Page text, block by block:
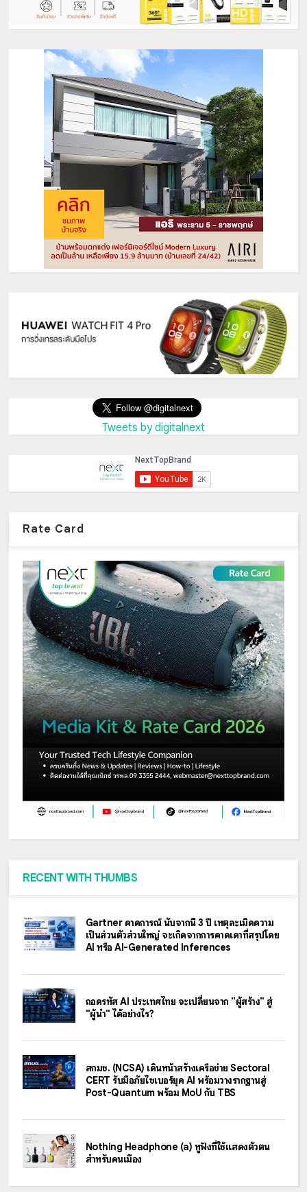
Tweets by digitalnext
Rate Card
RECENT WITH THUMBS
Gartner คาดการณ์ นับจากนี้ 3 ปี เหตุละเมิดความ
เป็นส่วนตัวส่วนใหญ่ จะเกิดจากการคาดเดาที่สรุปโดย
AI หรือ AI-Generated Inferences
ถอดรหัส AI ประเทศไทย จะเปลี่ยนจาก "ผู้สร้าง" สู่
"ผู้นำ" ได้อย่างไร?
สกมช. (NCSA) เดินหน้าสร้างเครือข่าย Sectoral
CERT รับมือภัยไซเบอร์ยุค AI พร้อมวางรากฐานสู่
Post-Quantum พร้อม MoU กับ TBS
Nothing Headphone (a) หูฟังที่ใช้แสดงตัวตน
สำหรับคนเมือง